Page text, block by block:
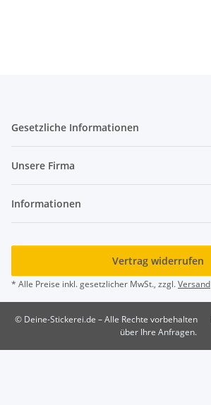
Gesetzliche Informationen
Unsere Firma
Informationen
Vertrag widerrufen
* Alle Preise inkl. gesetzlicher MwSt., zzgl.Versand
© Deine-Stickerei.de – Alle Rechte vorbehalten
über Ihre Anfragen.